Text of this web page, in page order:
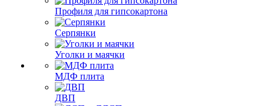
Профиля для гипсокартона
Серпянки
Уголки и маячки
МДФ плита
ДВП